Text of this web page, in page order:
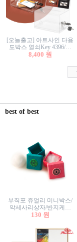
[오늘출고] 아트사인 다용
도박스 열쇠Key 4396/투
표함/건의함/모금함/응모
8,400 원
best of best
부직포 쥬얼리 미니박스/
악세사리상자/반지케이
스/반지상자/귀걸이상자/
130 원